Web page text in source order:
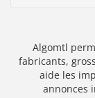
Algomtl
fabricants,
aide les
annonces